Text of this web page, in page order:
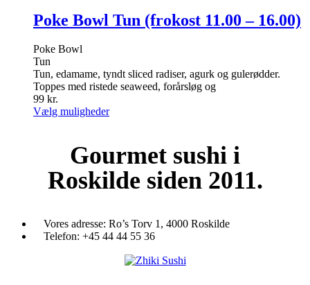
varianter.
Mulighederne
varesiden
flere
varianter.
på
varesiden
Poke Bowl Tun (frokost 11.00 – 16.00)
Poke Bowl
Tun
Tun, edamame, tyndt sliced radiser, agurk og gulerødder.
Toppes med ristede seaweed, forårsløg og
99 kr.
Vælg mulighederDette
varianter.
Mulighederne
kan
varesiden
Gourmet sushi i
Roskilde siden 2011.
Vores adresse: Ro’s Torv 1, 4000 Roskilde
Telefon: +45 44 44 55 36